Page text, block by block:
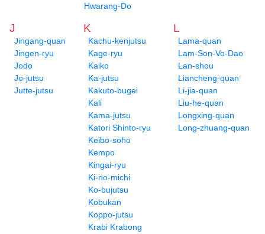
Hwarang-Do
J
Jingang-quan
Jingen-ryu
Jodo
Jo-jutsu
Jutte-jutsu
K
Kachu-kenjutsu
Kage-ryu
Kaiko
Ka-jutsu
Kakuto-bugei
Kali
Kama-jutsu
Katori Shinto-ryu
Keibo-soho
Kempo
Kingai-ryu
Ki-no-michi
Ko-bujutsu
Kobukan
Koppo-jutsu
Krabi Krabong
L
Lama-quan
Lam-Son-Vo-Dao
Lan-shou
Liancheng-quan
Li-jia-quan
Liu-he-quan
Longxing-quan
Long-zhuang-quan